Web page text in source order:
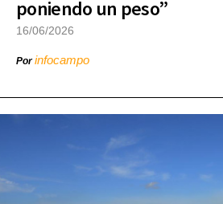
poniendo un peso”
16/06/2026
Porinfocampo